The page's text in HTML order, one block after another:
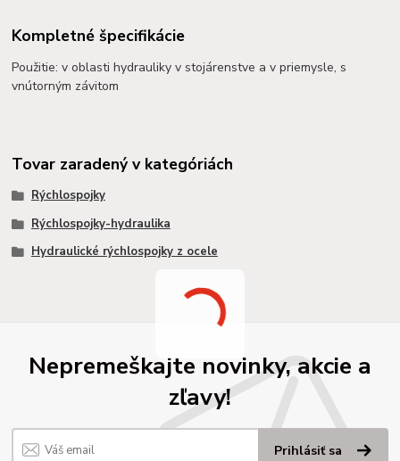
Kompletné špecifikácie
Použitie: v oblasti hydrauliky v stojárenstve a v priemysle, s
vnútorným závitom
Tovar zaradený v kategóriách
Rýchlospojky
Rýchlospojky-hydraulika
Hydraulické rýchlospojky z ocele
Nepremeškajte novinky, akcie a
zľavy!
Prihlásiť sa